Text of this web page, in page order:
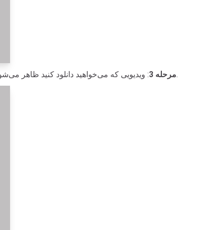
مرحله 3 : ویدیویی که می‌خواهید دانلود کنید ظاهر کلیک کنید.